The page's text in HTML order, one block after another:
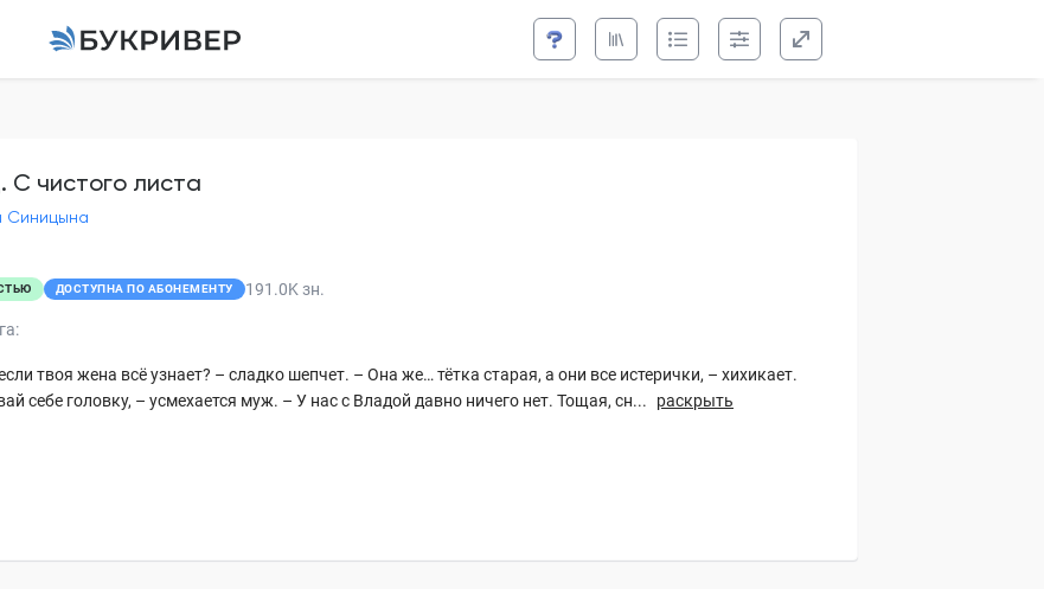
Глава 4
С чистого листа
Синицына
ДОСТУПНА ПО АБОНЕМЕНТУ 191.0K зн.
твоя жена всё узнает? – сладко шепчет. – Она же… тётка старая, а они все истерички, – хихикает.
себе головку, – усмехается муж. – У нас с Владой давно ничего нет. Тощая, сн...
раскрыть